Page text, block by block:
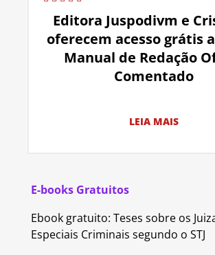
Editora Juspodivm e
oferecem acesso grátis
Manual de Redação
Comentado
LEIA MAIS
E-books Gratuitos
Ebook gratuito: Teses sobre os
Especiais Criminais segundo o STJ